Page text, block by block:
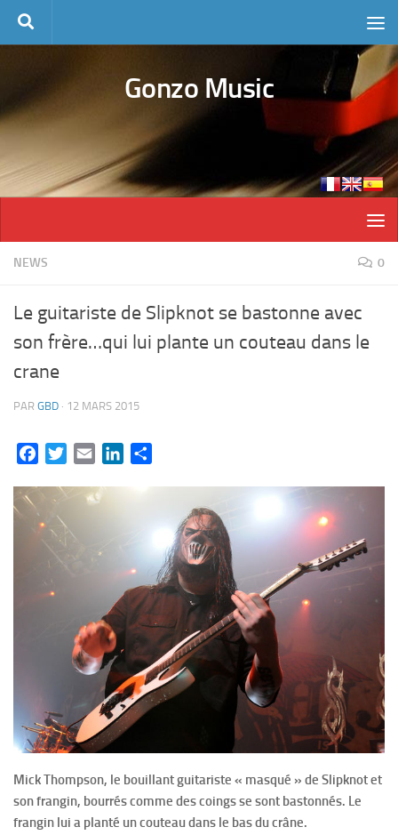
Skip to content
Gonzo Music
NEWS 0
Le guitariste de Slipknot se bastonne avec
son frère…qui lui plante un couteau dans le
crane
PAR GBD · 12 MARS 2015
FacebookTwitterEmail LinkedIn
Mick Thompson, le bouillant guitariste « masqué » de Slipknot et
son frangin, bourrés comme des coings se sont bastonnés. Le
frangin lui a planté un couteau dans le bas du crâne.